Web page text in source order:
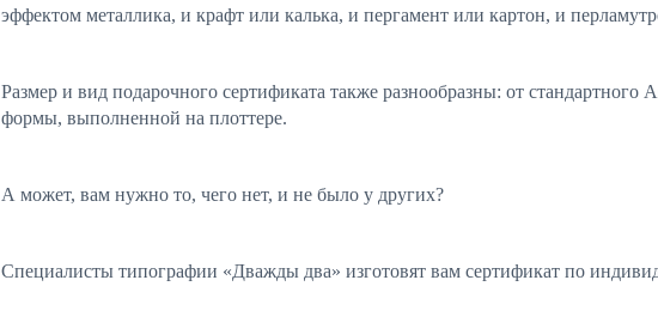
эффектом металлика, и крафт или калька, и пергамент или картон, и
Размер и вид подарочного сертификата также разнообразны: от стандартного
формы, выполненной на плоттере.
А может, вам нужно то, чего нет, и не было у других?
Специалисты типографии «Дважды два» изготовят вам сертификат по